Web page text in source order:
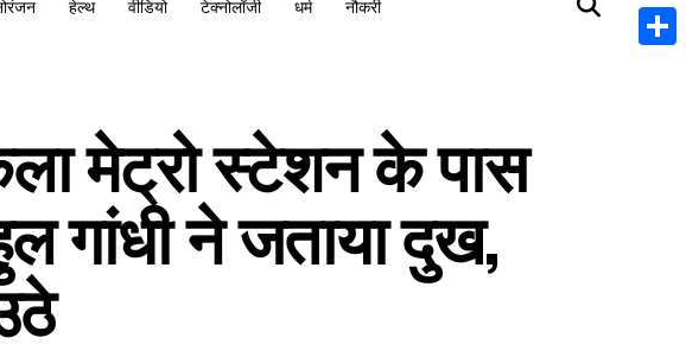
हेल्थ वीडियो टेक्नोलॉजी धर्म नौकरी
मेट्रो स्टेशन के पास
गांधी ने जताया दुख,
Email